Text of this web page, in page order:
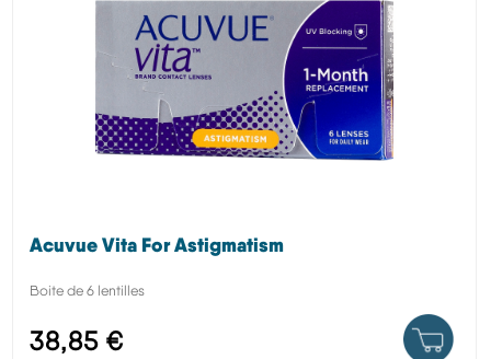
Acuvue Vita For Astigmatism
Boite de 6 lentilles
38,85 €